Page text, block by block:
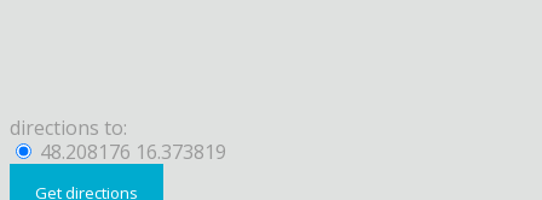
directions to:
48.208176 16.373819